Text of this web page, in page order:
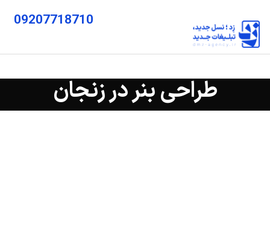
09207718710
طراحی بنر در زنجان